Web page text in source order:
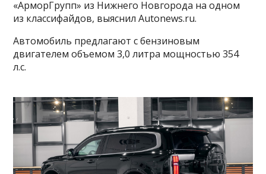
«АрморГрупп» из Нижнего Новгорода на одном
из классифайдов, выяснил Autonews.ru.
Автомобиль предлагают с бензиновым
двигателем объемом 3,0 литра мощностью 354
л.с.